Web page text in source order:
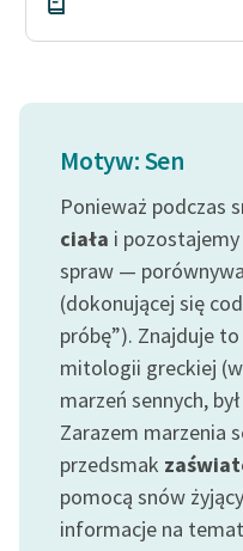
Motyw: Sen
Ponieważ podczas
ciała i pozostajemy
spraw —
(dokonującej się
próbę”). Znajduje
mitologii greckiej
marzeń sennych,
Zarazem marzenia
przedsmak
pomocą snów
informacje na